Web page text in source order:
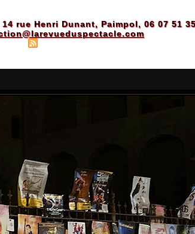
rue Henri Dunant, Paimpol, 06 07 51